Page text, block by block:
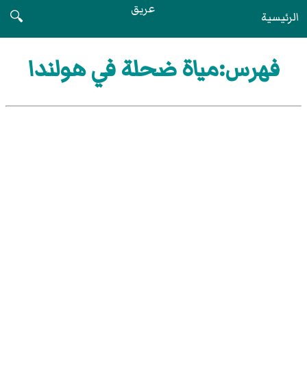
الرئيسية عريق
🔍
فهرس:مياة ضحلة في هولندا